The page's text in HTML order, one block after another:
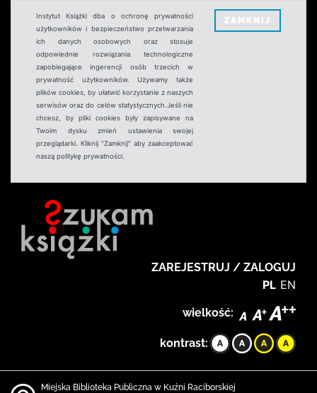
Instytut Książki dba o ochronę prywatności
użytkowników i bezpieczeństwo przetwarzania
ich danych osobowych oraz stosuje
odpowiednie rozwiązania technologiczne
zapobiegające ingerencji osób trzecich w
prywatność użytkowników. Używamy także
plików cookies, by ułatwić korzystanie z naszych
serwisów oraz do celów statystycznych.Jeśli nie
chcesz, by pliki cookies były zapisywane na
Twoim dysku zmień ustawienia swojej
przeglądarki. Kliknij "Zamknij" aby zaakceptować
naszą politykę prywatności.
ZAMKNIJ
ZAREJESTRUJ / ZALOGUJ
PL EN
wielkość:
kontrast:
Miejska Biblioteka Publiczna w Kuźni Raciborskiej